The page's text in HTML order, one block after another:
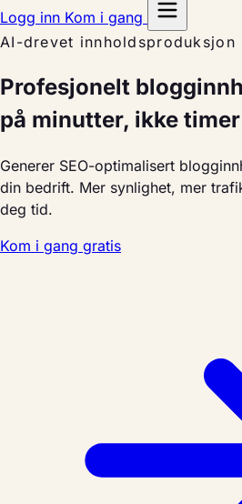
Logg inn Kom i gang
AI-drevet innholdsproduksjon
Profesjonelt
på minutter, ikke timer
Generer SEO-optimalisert
din bedrift. Mer synlighet, mer
deg tid.
Kom i gang gratis